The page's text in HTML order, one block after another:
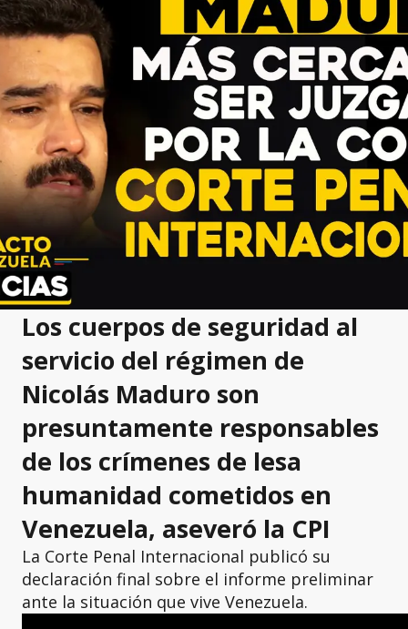
Los cuerpos de seguridad al
servicio del régimen de
Nicolás Maduro son
presuntamente responsables
de los crímenes de lesa
humanidad cometidos en
Venezuela, aseveró la CPI
La Corte Penal Internacional publicó su
declaración final sobre el informe preliminar
ante la situación que vive Venezuela.